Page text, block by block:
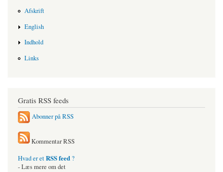
Afskrift
English
Indhold
Links
Gratis RSS feeds
Abonner på RSS
Kommentar RSS
Hvad er etRSS feed ?
- Læs mere om det